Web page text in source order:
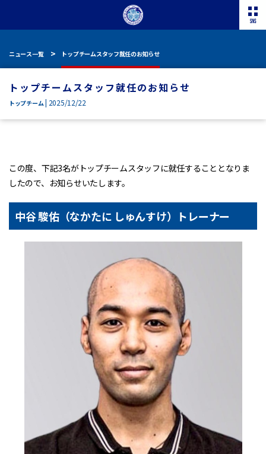
ニュース一覧 トップチームスタッフ就任のお知らせ
トップチームスタッフ就任のお知らせ
トップチーム| 2025/12/22
この度、下記3名がトップチームスタッフに就任することとなりま
したので、お知らせいたします。
中谷 駿佑（なかたに しゅんすけ）トレーナー